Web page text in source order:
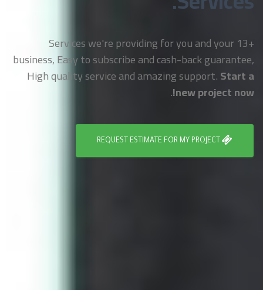
+13 Services we're providing for you and your
business, Easy to subscribe and cash-back guarantee,
High quality service and amazing support.Start a
new project now!
.